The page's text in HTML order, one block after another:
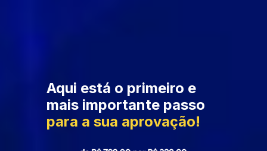
Aqui está o primeiro e
para a sua aprovação!